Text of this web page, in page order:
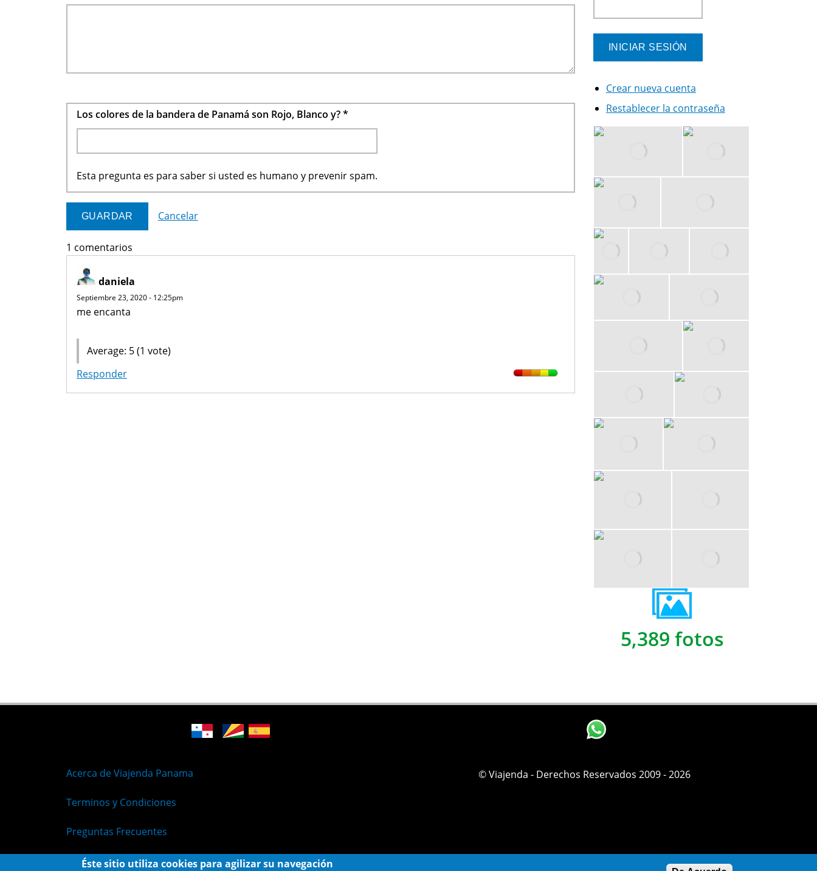
Los colores de la bandera de Panamá son Rojo, Blanco y?*
Esta pregunta es para saber si usted es humano y prevenir spam.
Cancelar
1 comentarios
daniela
Septiembre 23, 2020 - 12:25pm
me encanta
Average: 5(1 vote)
Responder
Crear nueva cuenta
Restablecer la contraseña
5,389 fotos
Acerca de Viajenda Panama
Terminos y Condiciones
Preguntas Frecuentes
Políticas de Privacidad
© Viajenda - Derechos Reservados 2009 - 2026
Éste sitio utiliza cookies para agilizar su navegación